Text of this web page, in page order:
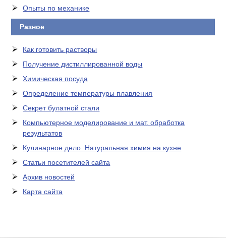
Опыты по механике
Разное
Как готовить растворы
Получение дистиллированной воды
Химическая посуда
Определение температуры плавления
Секрет булатной стали
Компьютерное моделирование и мат. обработка
результатов
Кулинарное дело. Натуральная химия на кухне
Статьи посетителей сайта
Архив новостей
Карта сайта